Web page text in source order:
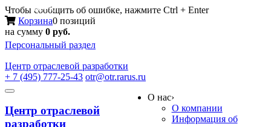
Чтобы сообщить об ошибке, нажмите Ctrl + Enter
Корзина0 позиций
на сумму 0 руб.
Персональный раздел
Центр отраслевой разработки
+ 7 (495) 777-25-43 otr@otr.rarus.ru
Toggle
Меню
Центр отраслевой
разработки
О нас›
О компании
Информация об